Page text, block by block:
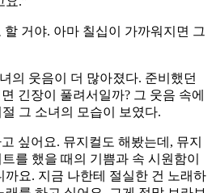
거야. 아마 칠십이 가까워지면 그
의 웃음이 더 많아졌다. 준비했던
긴장이 풀려서일까? 그 웃음 속에
그 소녀의 모습이 보였다.
싶어요. 뮤지컬도 해봤는데, 뮤지
를 했을 때의 기쁨과 속 시원함이
까요. 지금 나한테 절실한 건 노래하